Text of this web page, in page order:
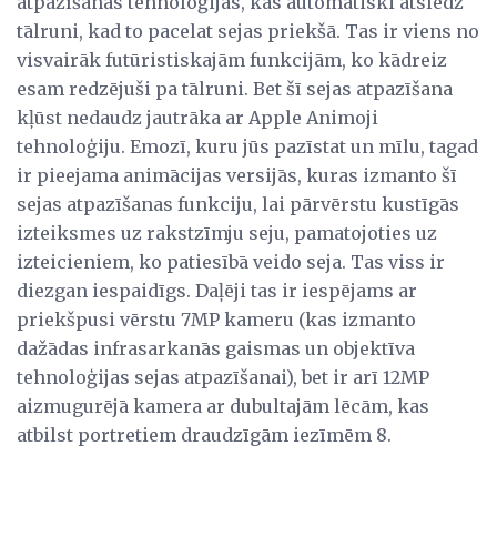
tālruni, kad to pacelat sejas priekšā. Tas ir viens no
visvairāk futūristiskajām funkcijām, ko kādreiz
esam redzējuši pa tālruni. Bet šī sejas atpazīšana
kļūst nedaudz jautrāka ar Apple Animoji
tehnoloģiju. Emozī, kuru jūs pazīstat un mīlu, tagad
ir pieejama animācijas versijās, kuras izmanto šī
sejas atpazīšanas funkciju, lai pārvērstu kustīgās
izteiksmes uz rakstzīmju seju, pamatojoties uz
izteicieniem, ko patiesībā veido seja. Tas viss ir
diezgan iespaidīgs. Daļēji tas ir iespējams ar
priekšpusi vērstu 7MP kameru (kas izmanto
dažādas infrasarkanās gaismas un objektīva
tehnoloģijas sejas atpazīšanai), bet ir arī 12MP
aizmugurējā kamera ar dubultajām lēcām, kas
atbilst portretiem draudzīgām iezīmēm 8.